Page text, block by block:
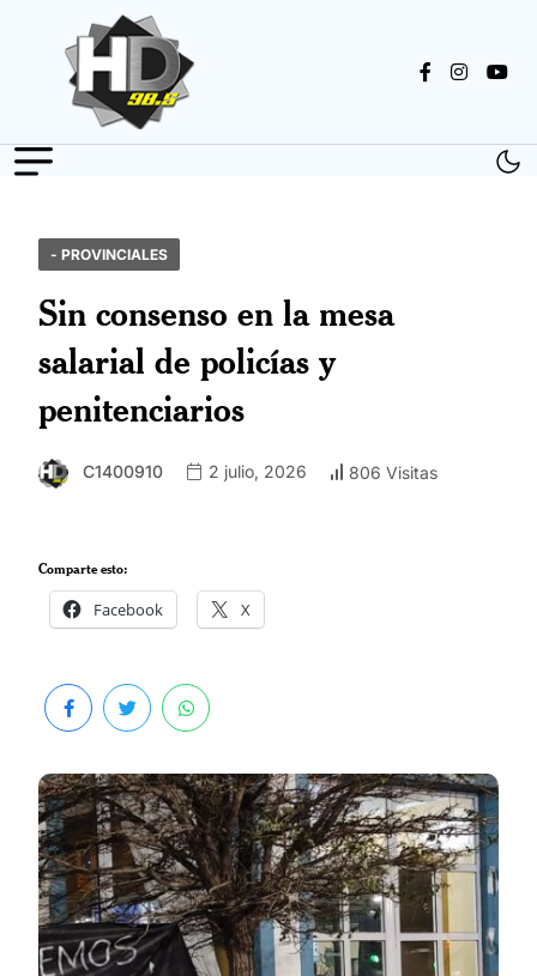
- PROVINCIALES
Sin consenso en la mesa
salarial de policías y
penitenciarios
C1400910 2 julio, 2026 806 Visitas
Comparte esto:
Facebook X